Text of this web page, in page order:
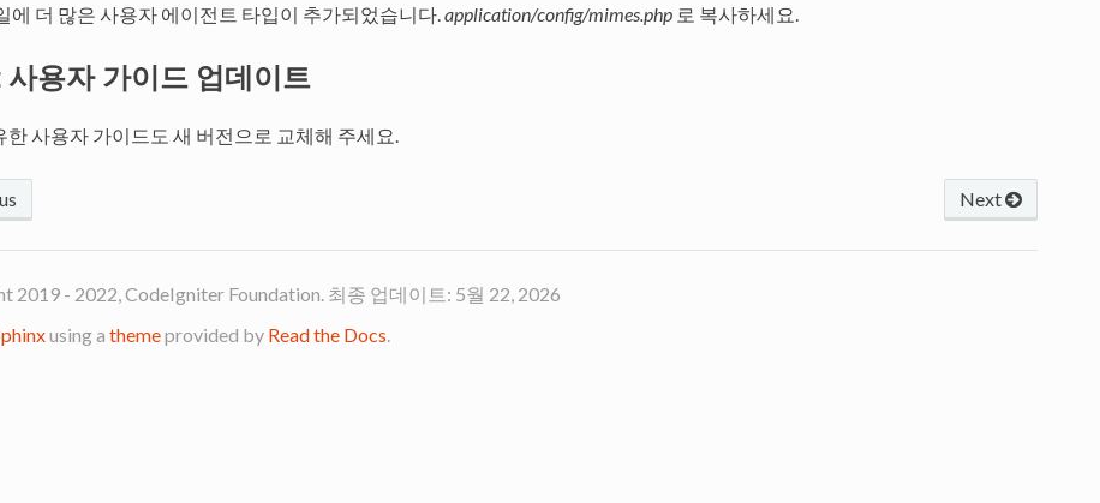
에 더 많은 사용자 에이전트 타입이 추가되었습니다. application/config/mimes.php로 복사하세요.
용자 가이드 업데이트
한 사용자 가이드도 새 버전으로 교체해 주세요.
Next
2019 - 2022, CodeIgniter Foundation. 최종 업데이트: 5월 22, 2026
using a themeprovided by Read the Docs